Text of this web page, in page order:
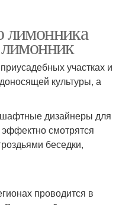
лимонника
участках и
культуры, а
дизайнеры для
смотрятся
беседки,
проводится в